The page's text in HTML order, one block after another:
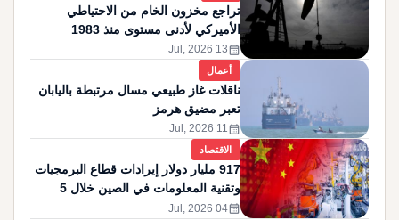
تراجع مخزون الخام من الاحتياطي
الأميركي لأدنى مستوى منذ 1983
calendar_month
13 Jul, 2026
أعمال
ناقلات غاز طبيعي مسال مرتبطة باليابان
تعبر مضيق هرمز
calendar_month
11 Jul, 2026
الاقتصاد
917 مليار دولار إيرادات قطاع البرمجيات
وتقنية المعلومات في الصين خلال 5
أشهر
calendar_month
04 Jul, 2026